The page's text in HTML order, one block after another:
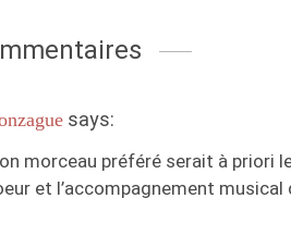
says:
morceau préféré serait à priori
et l’accompagnement musical